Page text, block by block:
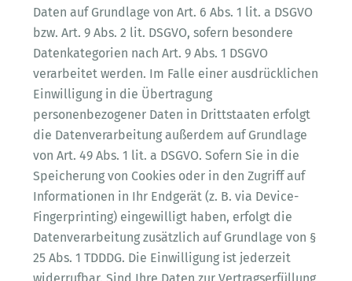
Daten auf Grundlage von Art. 6 Abs. 1 lit. a DSGVO
bzw. Art. 9 Abs. 2 lit. DSGVO, sofern besondere
Datenkategorien nach Art. 9 Abs. 1 DSGVO
verarbeitet werden. Im Falle einer ausdrücklichen
Einwilligung in die Übertragung
personenbezogener Daten in Drittstaaten erfolgt
die Datenverarbeitung außerdem auf Grundlage
von Art. 49 Abs. 1 lit. a DSGVO. Sofern Sie in die
Speicherung von Cookies oder in den Zugriff auf
Informationen in Ihr Endgerät (z. B. via Device-
Fingerprinting) eingewilligt haben, erfolgt die
Datenverarbeitung zusätzlich auf Grundlage von §
25 Abs. 1 TDDDG. Die Einwilligung ist jederzeit